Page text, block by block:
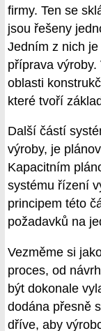
firmy. Ten se
jsou řešeny
Jedním z nich
příprava
oblasti
které tvoří
Další částí
výroby, je
Kapacitním
systému řízení
principem této
požadavků na
Vezměme si
proces, od
být dokonale
dodána přesně
dříve, aby